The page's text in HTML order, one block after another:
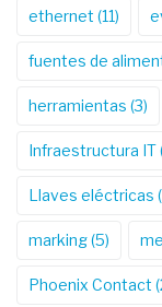
ethernet (11)
fuentes de
herramientas (3)
Infraestructura IT
Llaves eléctricas
marking(5)
Phoenix Contact